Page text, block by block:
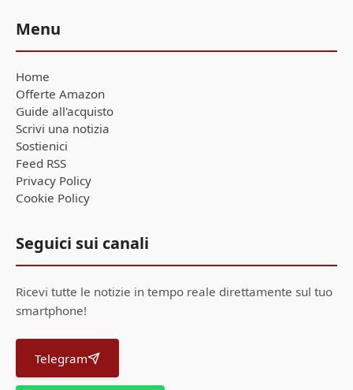
Menu
Home
Offerte Amazon
Guide all'acquisto
Scrivi una notizia
Sostienici
Feed RSS
Privacy Policy
Cookie Policy
Seguici sui canali
Ricevi tutte le notizie in tempo reale direttamente sul tuo
smartphone!
Telegram